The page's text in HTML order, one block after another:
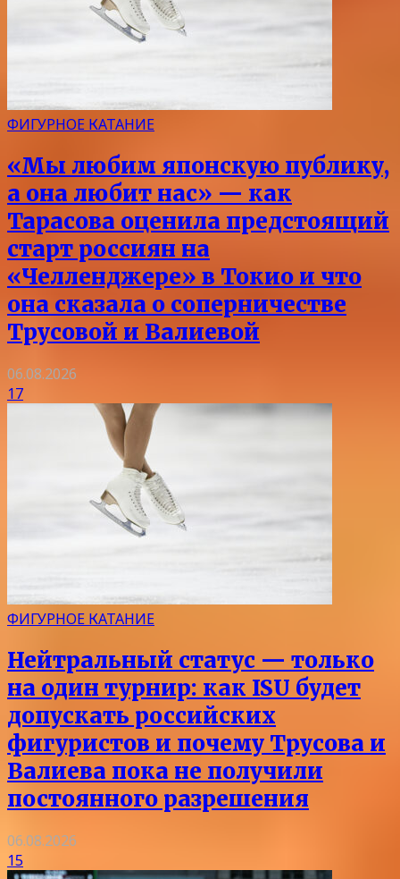
ФИГУРНОЕ КАТАНИЕ
«Мы любим японскую публику,
а она любит нас» — как
Тарасова оценила предстоящий
старт россиян на
«Челленджере» в Токио и что
она сказала о соперничестве
Трусовой и Валиевой
06.08.2026
17
ФИГУРНОЕ КАТАНИЕ
Нейтральный статус — только
на один турнир: как ISU будет
допускать российских
фигуристов и почему Трусова и
Валиева пока не получили
постоянного разрешения
06.08.2026
15